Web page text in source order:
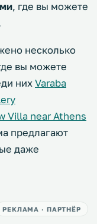
, где вы можете
несколько
вы можете
них Varaba
Villa near Athens
предлагают
даже
РЕКЛАМА · ПАРТНЁР